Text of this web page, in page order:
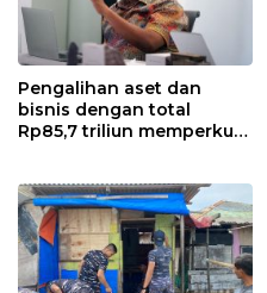
Pengalihan aset dan
bisnis dengan total
Rp85,7 triliun memperkuat
dari 90% aset jaringan
Telkom